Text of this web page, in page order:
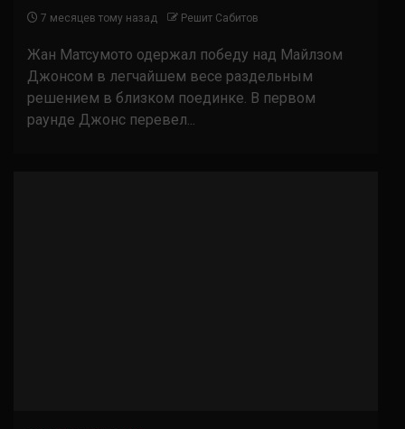
7 месяцев тому назад Решит Сабитов
Жан Матсумото одержал победу над Майлзом
Джонсом в легчайшем весе раздельным
решением в близком поединке. В первом
раунде Джонс перевел...